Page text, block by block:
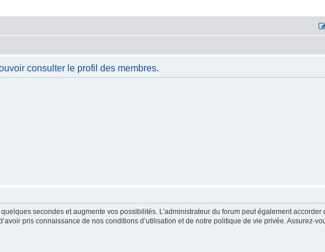
consulter le profil des membres.
secondes et augmente vos possibilités. L’administrateur du forum peut également accorder
pris connaissance de nos conditions d’utilisation et de notre politique de vie privée. Assurez-